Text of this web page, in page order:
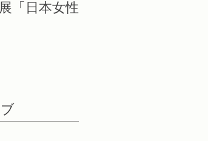
「日本女性